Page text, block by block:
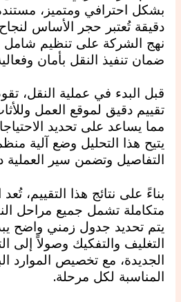
بشكل احترافي ومتميز،
دقيقة تُعتبر حجر الأساس
نهج الشركة على تنظيم
ضمان تنفيذ النقل بأمان
قبل البدء في عملية النقل،
تقييم دقيق لموقع العمل
مما يساعد على تحديد
يتيح هذا التحليل وضع آلية
التفاصيل وتضمن سير
بناءً على نتائج هذا التقييم،
متكاملة تشمل جميع مراحل
يتم تحديد جدول زمني واضح
التغليف والتفكيك وصولاً إلى
الجديدة، مع تخصيص الموارد
المناسبة لكل مرحلة.